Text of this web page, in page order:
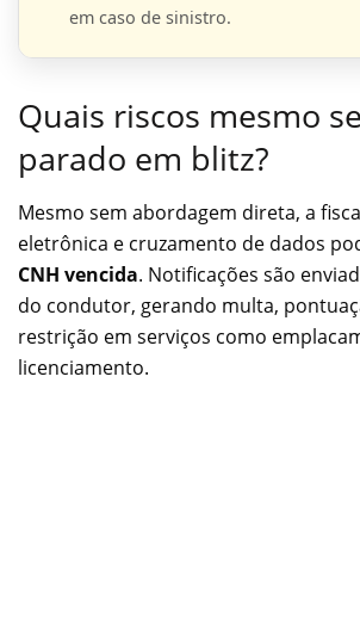
em caso de sinistro.
Quais riscos mesmo
parado em blitz?
Mesmo sem abordagem direta, a
eletrônica e cruzamento de dados
CNH vencida. Notificações são
do condutor, gerando multa,
restrição em serviços como
licenciamento.